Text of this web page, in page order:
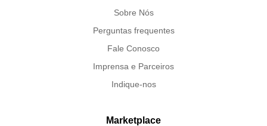
Sobre Nós
Perguntas frequentes
Fale Conosco
Imprensa e Parceiros
Indique-nos
Marketplace